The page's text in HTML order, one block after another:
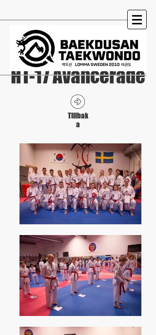
HT-17 Avancerade
Tillbak
a